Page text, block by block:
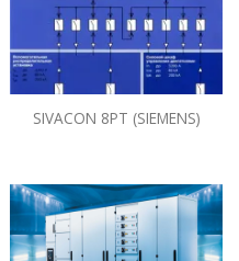
SIVACON 8PT (SIEMENS)